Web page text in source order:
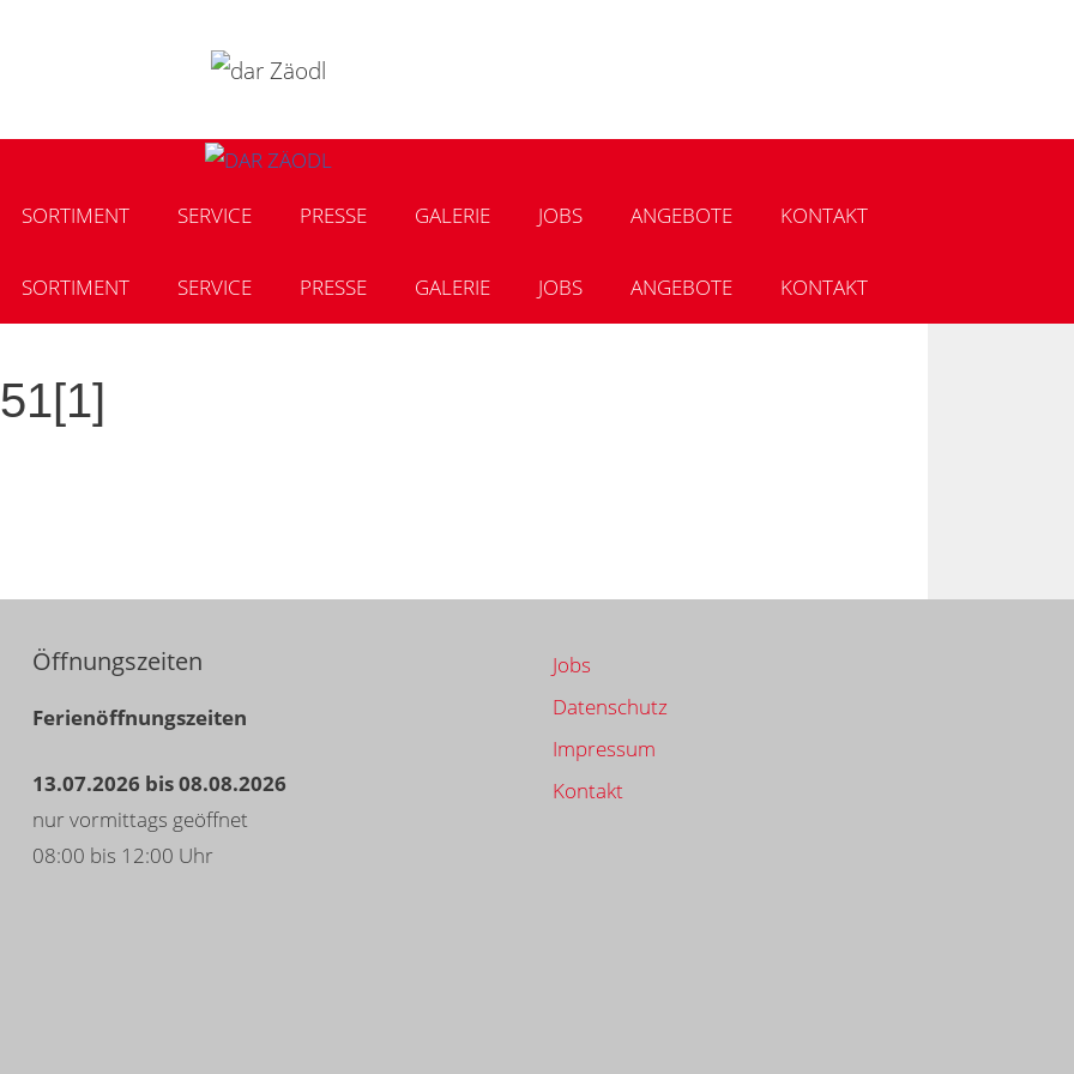
SORTIMENT SERVICE PRESSE GALERIE JOBS ANGEBOTE KONTAKT
SORTIMENT SERVICE PRESSE GALERIE JOBS ANGEBOTE KONTAKT
Öffnungszeiten
Ferienöffnungszeiten
13.07.2026 bis 08.08.2026
nur vormittags geöffnet
08:00 bis 12:00 Uhr
Jobs
Datenschutz
Impressum
Kontakt